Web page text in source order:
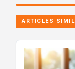
ARTICLES